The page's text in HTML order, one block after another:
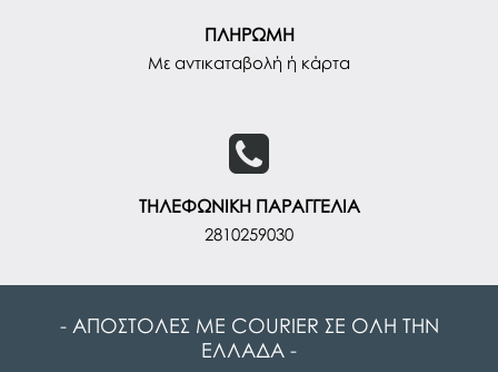
ΠΛΗΡΩΜΗ
Με αντικαταβολή ή κάρτα
ΤΗΛΕΦΩΝΙΚΗ ΠΑΡΑΓΓΕΛΙΑ
2810259030
- ΑΠΟΣΤΟΛΕΣ ΜΕ COURIER ΣΕ ΟΛΗ ΤΗΝ
ΕΛΛΑΔΑ -